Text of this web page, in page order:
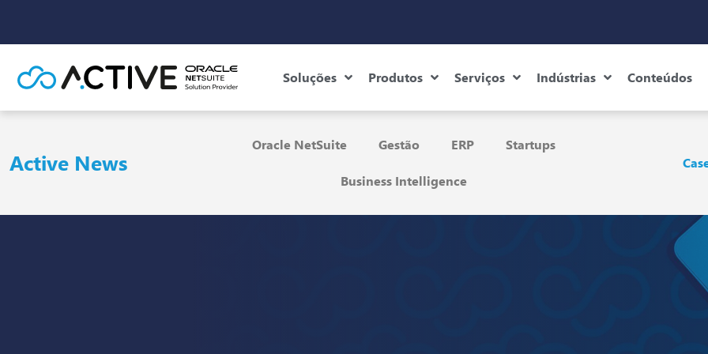
Soluções Produtos Serviços Indústrias Conteúdos
Active News
Oracle NetSuite Gestão ERP Startups
Business Intelligence